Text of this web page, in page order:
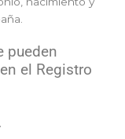
pueden
el Registro